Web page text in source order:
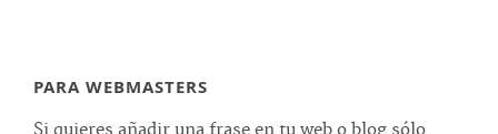
PARA WEBMASTERS